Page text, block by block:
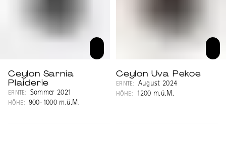
Ceylon Sarnia
Plaiderie
ERNTE: Sommer 2021
HÖHE: 900-1000 m.ü.M.
Ceylon Uva Pekoe
ERNTE: August 2024
HÖHE: 1200 m.ü.M.